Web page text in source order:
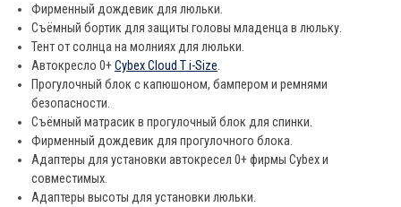
Фирменный дождевик для люльки.
Съёмный бортик для защиты головы младенца в люльку.
Тент от солнца на молниях для люльки.
Автокресло 0+Cybex Cloud T i-Size.
Прогулочный блок с капюшоном, бампером и ремнями
безопасности.
Съёмный матрасик в прогулочный блок для спинки.
Фирменный дождевик для прогулочного блока.
Адаптеры для установки автокресел 0+ фирмы Cybex и
совместимых.
Адаптеры высоты для установки люльки.